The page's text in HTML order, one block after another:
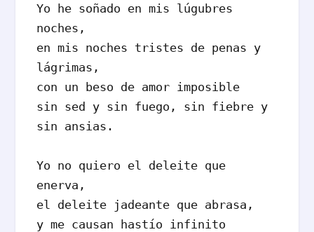
Yo he soñado en mis lúgubres
noches,
en mis noches tristes de penas y
lágrimas,
con un beso de amor imposible
sin sed y sin fuego, sin fiebre y
sin ansias.
Yo no quiero el deleite que
enerva,
el deleite jadeante que abrasa,
y me causan hastío infinito